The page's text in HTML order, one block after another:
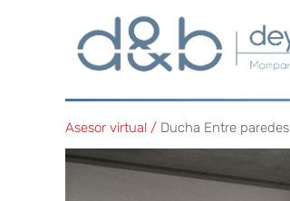
Asesor virtual / Ducha Entre paredes